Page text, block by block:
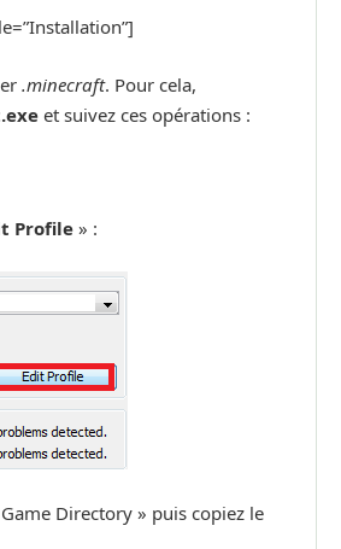
.minecraft. Pour cela,
et suivez ces opérations :
Profile » :
Directory » puis copiez le